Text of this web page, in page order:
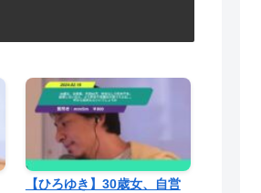
【ひろゆき】30歳女、自営